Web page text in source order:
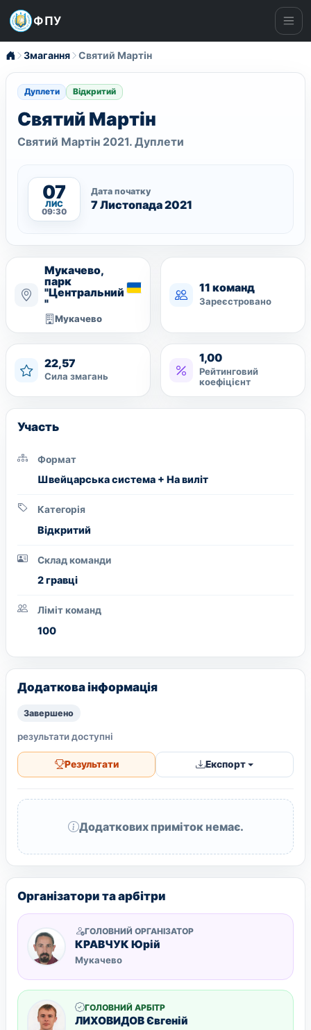
ФПУ
Змагання Святий Мартін
Дуплети Відкритий
Святий Мартін
Святий Мартін 2021. Дуплети
07
ЛИС
09:30
Дата початку
7 Листопада 2021
Мукачево,
парк
"Центральний
"
Мукачево
11 команд
Зареєстровано
22,57
Сила змагань
1,00
Рейтинговий
коефіцієнт
Участь
Формат
Швейцарська система + На виліт
Категорія
Вiдкритий
Склад команди
2 гравці
Ліміт команд
100
Додаткова інформація
Завершено
результати доступні
Результати Експорт
Додаткових приміток немає.
Організатори та арбітри
ГОЛОВНИЙ ОРГАНІЗАТОР
КРАВЧУК Юрій
Мукачево
ГОЛОВНИЙ АРБІТР
ЛИХОВИДОВ Євгеній